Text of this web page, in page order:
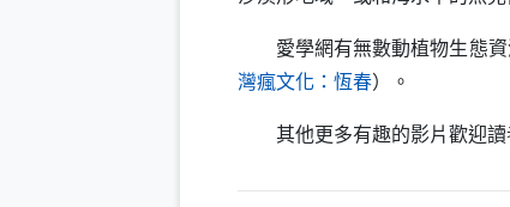
愛學網有無數動植物生態資
灣瘋文化：恆春（另開新視窗）
）。
其他更多有趣的影片歡迎讀